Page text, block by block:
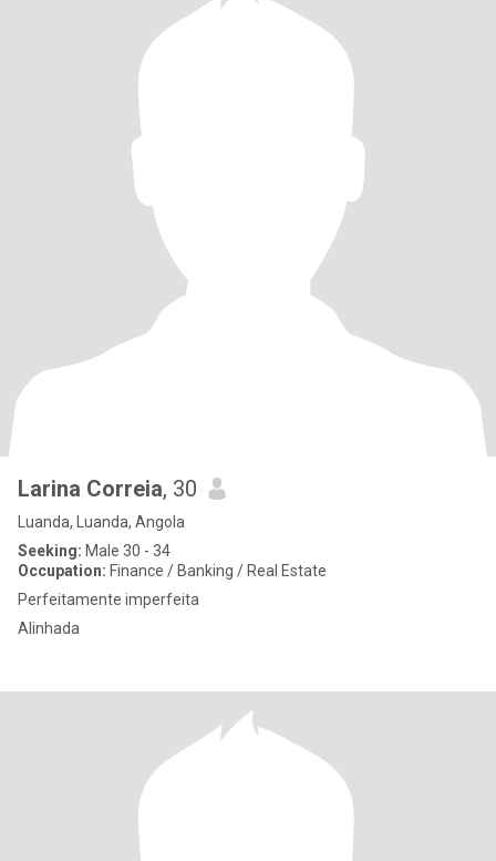
Larina Correia, 30
Luanda, Luanda, Angola
Seeking: Male 30 - 34
Occupation: Finance / Banking / Real Estate
Perfeitamente imperfeita
Alinhada